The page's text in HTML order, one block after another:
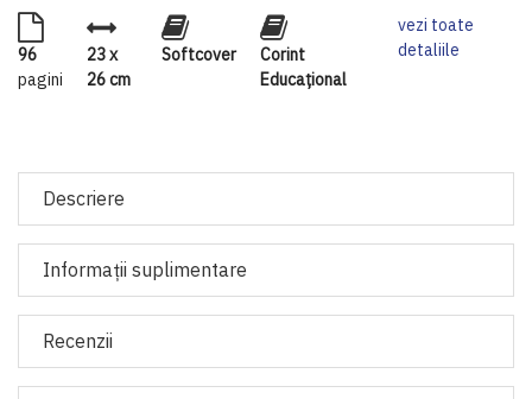
96
pagini
23 x
26 cm
Softcover
Corint
Educaţional
vezi toate
detaliile
Descriere
Informaţii suplimentare
Recenzii